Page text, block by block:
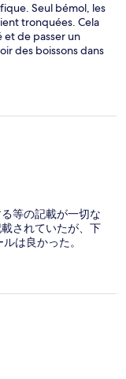
Seul bémol, les
tronquées. Cela
et de passer un
des boissons dans
等の記載が一切な
されていたが、下
は良かった。